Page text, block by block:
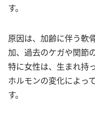
す。
原因は、加齢に伴う軟
加、過去のケガや関節
特に女性は、生まれ持
ホルモンの変化によっ
す。